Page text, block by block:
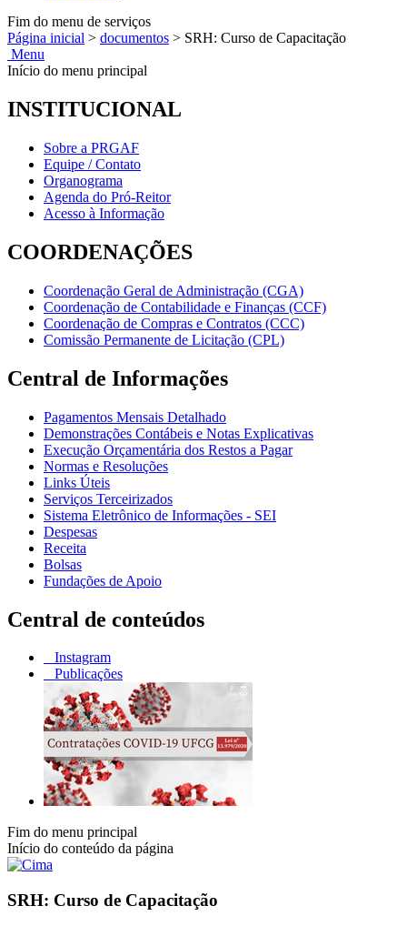
Fim do menu de serviços
Página inicial > documentos > SRH: Curso de Capacitação
Menu
Início do menu principal
INSTITUCIONAL
Sobre a PRGAF
Equipe / Contato
Organograma
Agenda do Pró-Reitor
Acesso à Informação
COORDENAÇÕES
Coordenação Geral de Administração (CGA)
Coordenação de Contabilidade e Finanças (CCF)
Coordenação de Compras e Contratos (CCC)
Comissão Permanente de Licitação (CPL)
Central de Informações
Pagamentos Mensais Detalhado
Demonstrações Contábeis e Notas Explicativas
Execução Orçamentária dos Restos a Pagar
Normas e Resoluções
Links Úteis
Serviços Terceirizados
Sistema Eletrônico de Informações - SEI
Despesas
Receita
Bolsas
Fundações de Apoio
Central de conteúdos
Instagram
Publicações
Fim do menu principal
Início do conteúdo da página
SRH: Curso de Capacitação